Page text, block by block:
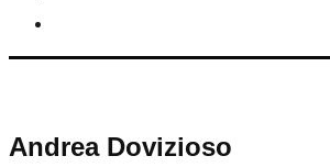
Andrea Dovizioso